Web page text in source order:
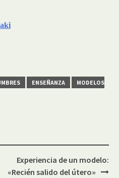
ENSEÑANZA
MODELOS
Experiencia de un modelo:
«Recién salido del útero»